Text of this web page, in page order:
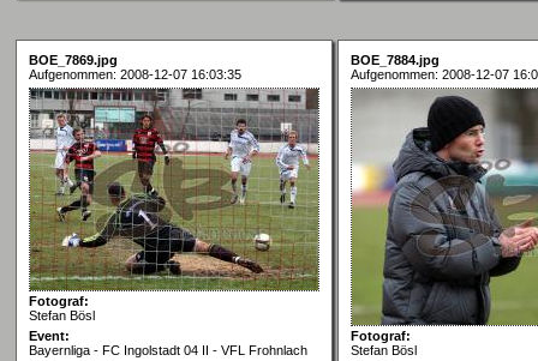
BOE_7869.jpg
Aufgenommen: 2008-12-07 16:03:35
Fotograf:
Stefan Bösl
Event:
Bayernliga - FC Ingolstadt 04 II - VFL Frohnlach
BOE_7884.jpg
Aufgenommen: 2008-12-07
Fotograf:
Stefan Bösl